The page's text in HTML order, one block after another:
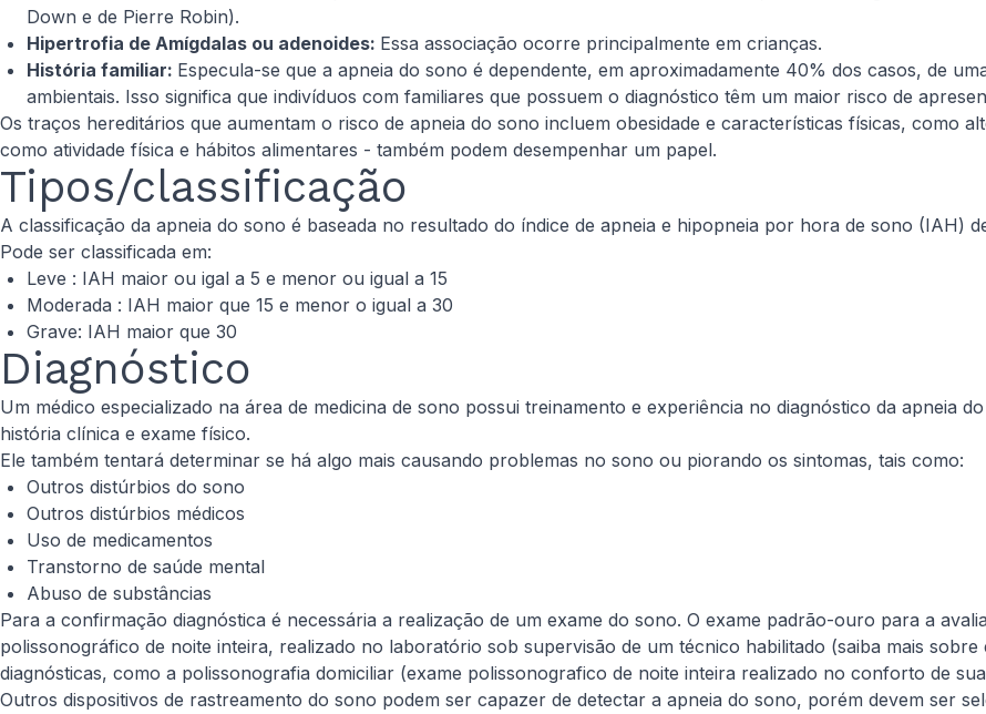
Down e de Pierre Robin).
Hipertrofia de Amígdalas ou adenoides: Essa associação ocorre principalmente em crianças.
História familiar: Especula-se que a apneia do sono é dependente, em aproximadamente 40% dos casos, de
ambientais. Isso significa que indivíduos com familiares que possuem o diagnóstico têm um maior risco de
Os traços hereditários que aumentam o risco de apneia do sono incluem obesidade e características físicas, como
como atividade física e hábitos alimentares - também podem desempenhar um papel.
Tipos/classificação
A classificação da apneia do sono é baseada no resultado do índice de apneia e hipopneia por hora de sono (IAH)
Pode ser classificada em:
​Leve : IAH maior ou igal a 5 e menor ou igual a 15
Moderada : IAH maior que 15 e menor o igual a 30
Grave: IAH maior que 30
Diagnóstico
Um médico especializado na área de medicina de sono possui treinamento e experiência no diagnóstico da apneia
história clínica e exame físico.
Ele também tentará determinar se há algo mais causando problemas no sono ou piorando os sintomas, tais como:
Outros distúrbios do sono
Outros distúrbios médicos
Uso de medicamentos
Transtorno de saúde mental
Abuso de substâncias
Para a confirmação diagnóstica é necessária a realização de um exame do sono. O exame padrão-ouro para a
polissonográfico de noite inteira, realizado no laboratório sob supervisão de um técnico habilitado (saiba mais
diagnósticas, como a polissonografia domiciliar (exame polissonografico de noite inteira realizado no conforto de
Outros dispositivos de rastreamento do sono podem ser capazer de detectar a apneia do sono, porém devem ser